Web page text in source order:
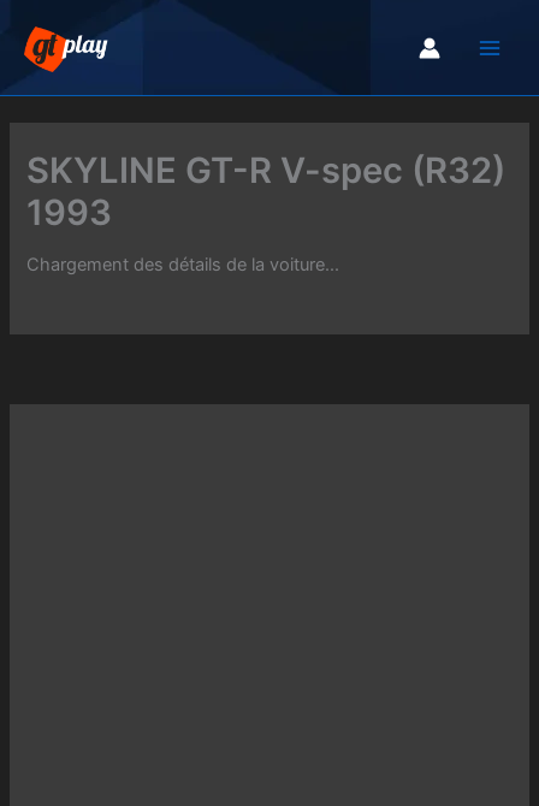
contenu
SKYLINE GT-R V-spec (R32)
1993
Chargement des détails de la voiture...